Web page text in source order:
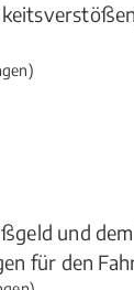
und
für den